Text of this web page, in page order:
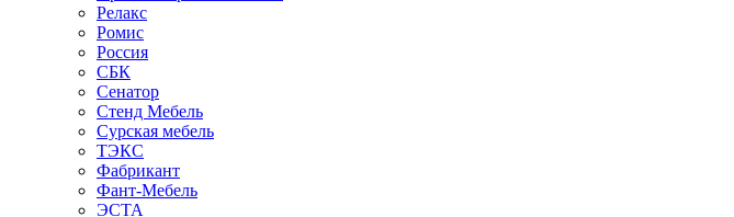
Релакс
Ромис
Россия
СБК
Сенатор
Стенд Мебель
Сурская мебель
ТЭКС
Фабрикант
Фант-Мебель
ЭСТА